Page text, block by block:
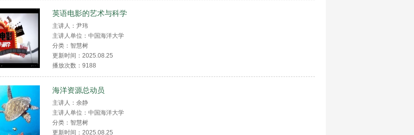
英语电影的艺术与科学
主讲人：尹玮
主讲人单位：中国海洋大学
分类：智慧树
更新时间：2025.08.25
播放次数： 9188
海洋资源总动员
主讲人：余静
主讲人单位：中国海洋大学
分类：智慧树
更新时间：2025.08.25